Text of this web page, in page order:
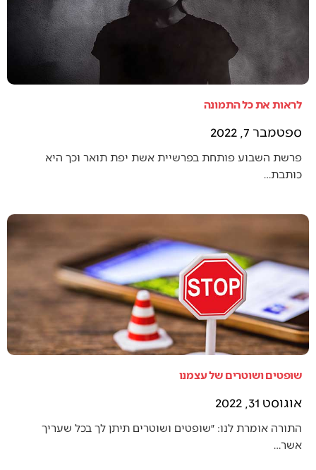
לראות את כל התמונה
ספטמבר 7, 2022
פרשת השבוע פותחת בפרשיית אשת יפת תואר וכך היא
כותבת…
שופטים ושוטרים של עצמנו
אוגוסט 31, 2022
התורה אומרת לנו: ״שופטים ושוטרים תיתן לך בכל שעריך
אשר…